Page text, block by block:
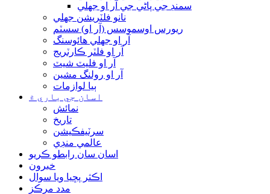
سمنڊ جي پاڻي جي آر او جھلي
نانو فلٽريشن جھلي
ريورس اوسموسس (آر او) سسٽم
آر او جھلي هائوسنگ
آر او فلٽر ڪارٽريج
آر او فليٽ شيٽ
آر او رولنگ مشين
ٻيا لوازمات
اسان جي باري ۾
نمائش
تاريخ
سرٽيفڪيشن
عالمي منڊي
اسان سان رابطو ڪريو
خبرون
اڪثر پڇيا ويا سوال
مدد مرڪز